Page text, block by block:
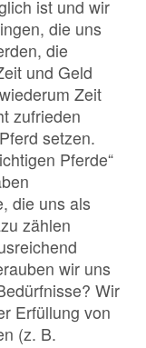
ist und wir
die uns
die
und Geld
Zeit
zufrieden
setzen.
Pferde“
die uns als
zählen
wir uns
Wir
Erfüllung von
(z. B.